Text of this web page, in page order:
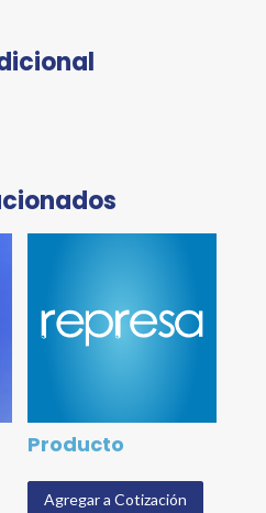
Producto
Agregar a Cotización